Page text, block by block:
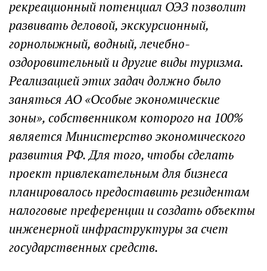
рекреационный потенциал ОЭЗ позволит
развивать деловой, экскурсионный,
горнолыжный, водный, лечебно-
оздоровительный и другие виды туризма.
Реализацией этих задач должно было
заняться АО «Особые экономические
зоны», собственником которого на 100%
является Министерство экономического
развития РФ. Для того, чтобы сделать
проект привлекательным для бизнеса
планировалось предоставить резидентам
налоговые преференции и создать объекты
инженерной инфраструктуры за счет
государственных средств.